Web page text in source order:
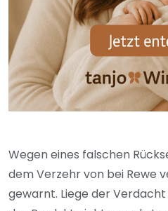
Wegen eines falschen
dem Verzehr von bei Rewe
gewarnt. Liege der